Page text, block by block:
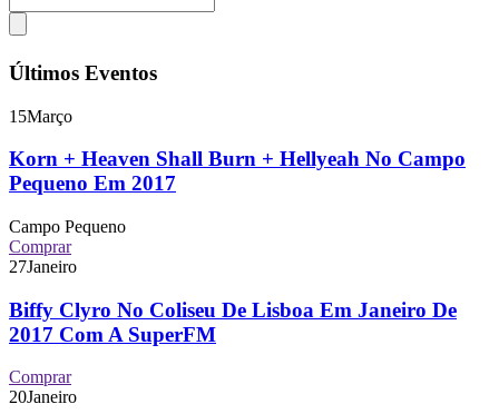
Últimos Eventos
15Março
Korn + Heaven Shall Burn + Hellyeah No Campo
Pequeno Em 2017
Campo Pequeno
Comprar
27Janeiro
Biffy Clyro No Coliseu De Lisboa Em Janeiro De
2017 Com A SuperFM
Comprar
20Janeiro